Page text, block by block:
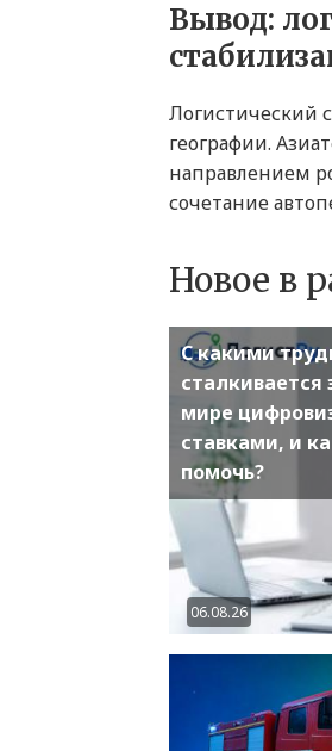
Вывод:
Логистический
географии.
направлением
сочетание
Новое в
С какими
сталкивается
мире
ставками, и
помочь?
06.08.26